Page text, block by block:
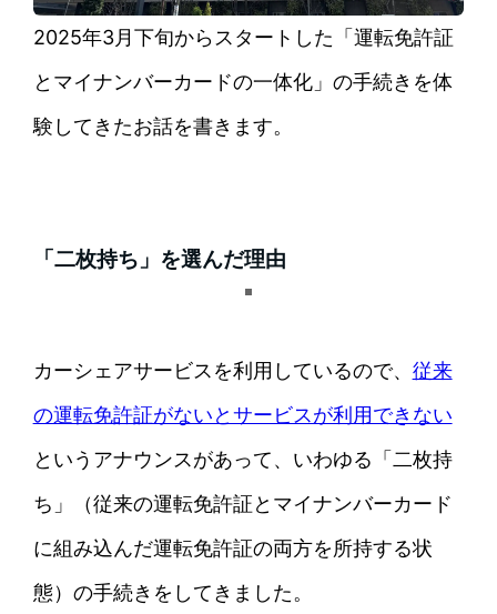
2025年3月下旬からスタートした「運転免許証
とマイナンバーカードの一体化」の手続きを体
験してきたお話を書きます。
「二枚持ち」を選んだ理由
カーシェアサービスを利用しているので、 従来
の運転免許証がないとサービスが利用できない
というアナウンスがあって、いわゆる「二枚持
ち」（従来の運転免許証とマイナンバーカード
に組み込んだ運転免許証の両方を所持する状
態）の手続きをしてきました。